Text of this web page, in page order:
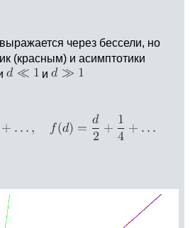
через бессели, но
(красным) и асимптотики
и